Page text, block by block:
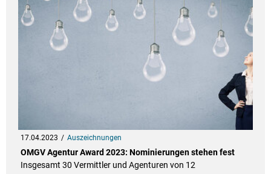
17.04.2023 Auszeichnungen
OMGV Agentur Award 2023: Nominierungen stehen fest
Insgesamt 30 Vermittler und Agenturen von 12